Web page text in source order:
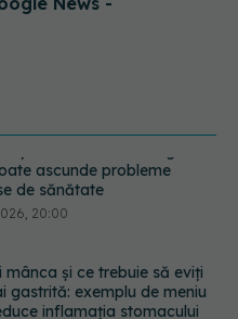
mânca și ce trebuie să eviți
gastrită: exemplu de meniu
pot traversa bariera